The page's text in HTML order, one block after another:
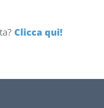
Clicca qui!